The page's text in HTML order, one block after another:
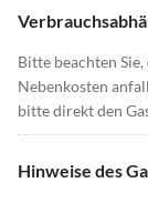
Bitte beachten
Nebenkosten
bitte direkt den
Hinweise des